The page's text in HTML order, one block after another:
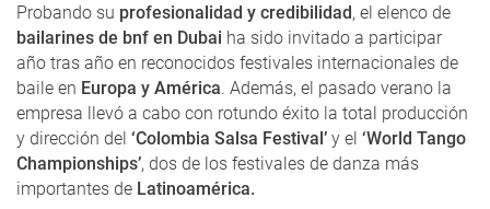
Probando su profesionalidad y credibilidad, el elenco de
bailarines de bnf en Dubai ha sido invitado a participar
año tras año en reconocidos festivales internacionales de
baile en Europa y América. Además, el pasado verano la
empresa llevó a cabo con rotundo éxito la total producción
y dirección del ‘Colombia Salsa Festival’ y el ‘World Tango
Championships’, dos de los festivales de danza más
importantes de Latinoamérica.